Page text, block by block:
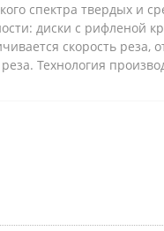
спектра твердых и
диски с рифленой
скорость
Технология